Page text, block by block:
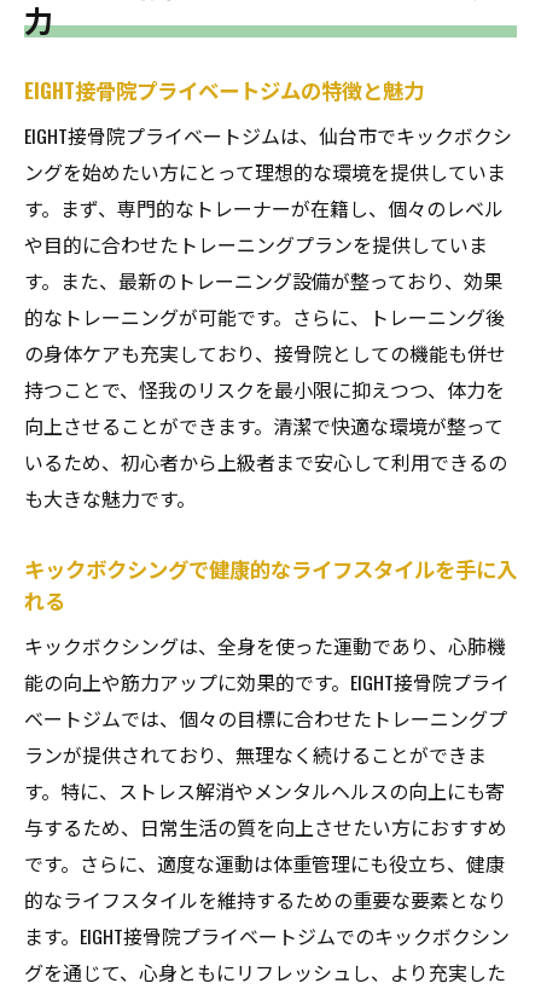
力
EIGHT接骨院プライベートジムの特徴と魅力
EIGHT接骨院プライベートジムは、仙台市でキックボクシ
ングを始めたい方にとって理想的な環境を提供していま
す。まず、専門的なトレーナーが在籍し、個々のレベル
や目的に合わせたトレーニングプランを提供していま
す。また、最新のトレーニング設備が整っており、効果
的なトレーニングが可能です。さらに、トレーニング後
の身体ケアも充実しており、接骨院としての機能も併せ
持つことで、怪我のリスクを最小限に抑えつつ、体力を
向上させることができます。清潔で快適な環境が整って
いるため、初心者から上級者まで安心して利用できるの
も大きな魅力です。
キックボクシングで健康的なライフスタイルを手に入
れる
キックボクシングは、全身を使った運動であり、心肺機
能の向上や筋力アップに効果的です。EIGHT接骨院プライ
ベートジムでは、個々の目標に合わせたトレーニングプ
ランが提供されており、無理なく続けることができま
す。特に、ストレス解消やメンタルヘルスの向上にも寄
与するため、日常生活の質を向上させたい方におすすめ
です。さらに、適度な運動は体重管理にも役立ち、健康
的なライフスタイルを維持するための重要な要素となり
ます。EIGHT接骨院プライベートジムでのキックボクシン
グを通じて、心身ともにリフレッシュし、より充実した